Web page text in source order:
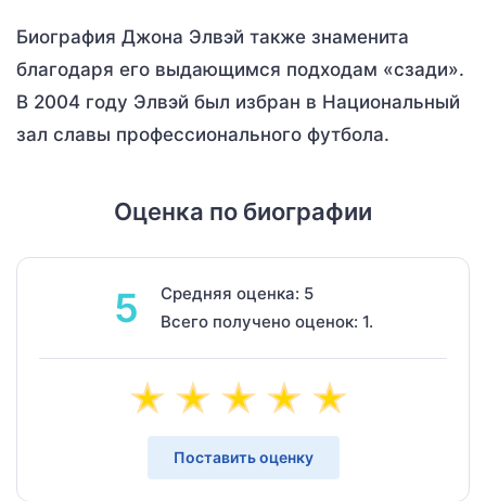
Биография Джона Элвэй также знаменита
благодаря его выдающимся подходам «сзади».
В 2004 году Элвэй был избран в Национальный
зал славы профессионального футбола.
Оценка по биографии
5
Средняя оценка: 5
Всего получено оценок: 1.
Поставить оценку